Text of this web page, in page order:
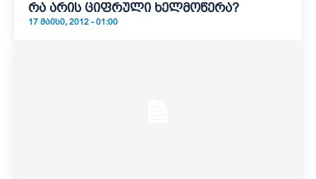
რა არის ციფრული ხელმოწერა?
17 ᲛᲐᲘᲡᲘ, 2012 - 01:00